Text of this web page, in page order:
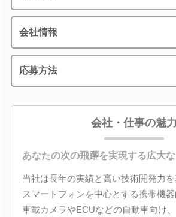
会社情報
応募方法
会社・仕事の魅力
あなたの次の飛躍を実現する広大な
当社は長年の実績と高い技術開発力を
スマートフォンを中心とする携帯機器
車載カメラやECUなどの自動車向け、